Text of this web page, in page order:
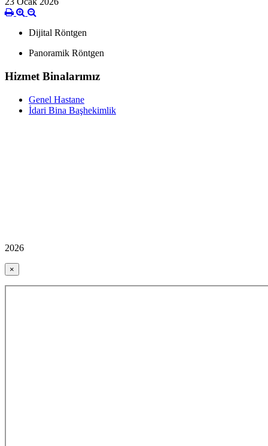
Dijital Röntgen
Panoramik Röntgen
Hizmet Binalarımız
Genel Hastane
İdari Bina Başhekimlik
2026
×